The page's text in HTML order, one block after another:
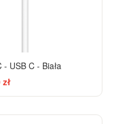
- USB C - Biała